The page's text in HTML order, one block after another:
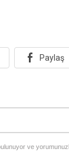
Paylaş
ve